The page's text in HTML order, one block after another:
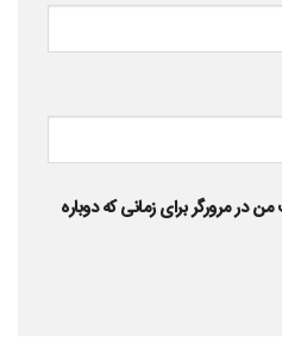
در مرورگر برای زمانی که دوباره